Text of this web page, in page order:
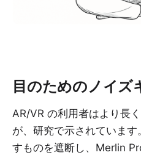
目のためのノイズ
AR/VR の利用者はより長
が、研究で示されていま
すものを遮断し、Merlin